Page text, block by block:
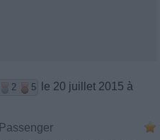
2 5
le 20 juillet 2015 à
Passenger